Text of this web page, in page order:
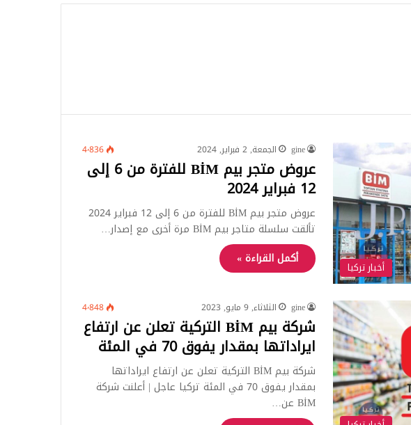
أخبار تركيا
gine الجمعة, 2 فبراير, 2024 4٬836
عروض متجر بيم BİM للفترة من 6 إلى
12 فبراير 2024
عروض متجر بيم BİM للفترة من 6 إلى 12 فبراير 2024
تألقت سلسلة متاجر بيم BİM مرة أخرى مع إصدار…
أكمل القراءة »
gine الثلاثاء, 9 مايو, 2023 4٬848
شركة بيم BİM التركية تعلن عن ارتفاع
ايراداتها بمقدار يفوق 70 في المئة
شركة بيم BİM التركية تعلن عن ارتفاع ايراداتها
بمقدار يفوق 70 في المئة تركيا عاجل | أعلنت شركة
BİM عن…